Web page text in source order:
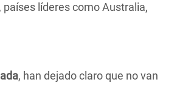
líderes como Australia,
, han dejado claro que no van